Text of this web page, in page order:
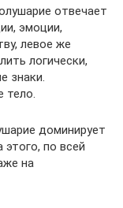
отвечает
эмоции,
левое же
логически,
знаки.
тело.
доминирует
этого, по всей
на